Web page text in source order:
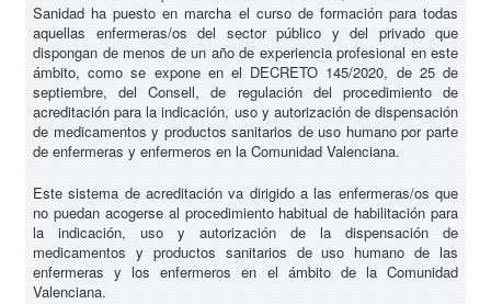
Sanidad ha puesto en marcha el curso de formación para todas
aquellas enfermeras/os del sector público y del privado que
dispongan de menos de un año de experiencia profesional en este
ámbito, como se expone en el DECRETO 145/2020, de 25 de
septiembre, del Consell, de regulación del procedimiento de
acreditación para la indicación, uso y autorización de dispensación
de medicamentos y productos sanitarios de uso humano por parte
de enfermeras y enfermeros en la Comunidad Valenciana.
Este sistema de acreditación va dirigido a las enfermeras/os que
no puedan acogerse al procedimiento habitual de habilitación para
la indicación, uso y autorización de la dispensación de
medicamentos y productos sanitarios de uso humano de las
enfermeras y los enfermeros en el ámbito de la Comunidad
Valenciana.